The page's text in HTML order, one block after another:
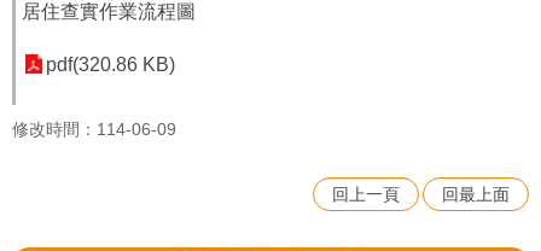
居住查實作業流程圖
pdf(320.86 KB)
修改時間：114-06-09
回上一頁 回最上面